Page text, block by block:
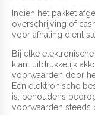
Indien het pakket
overschrijving of
voor afhaling dient
Bij elke
klant uitdrukkelijk
voorwaarden door
Een elektronische
is, behoudens
voorwaarden steeds